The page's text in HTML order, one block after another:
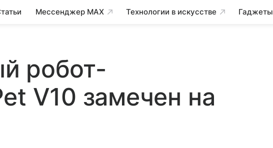
Мессенджер MAX Технологии в искусстве Гаджеты
робот-
V10 замечен на